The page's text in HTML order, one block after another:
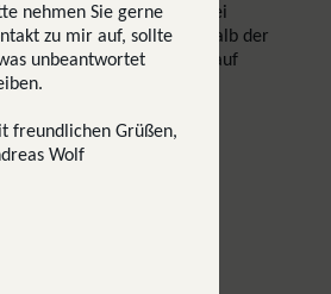
beachten Sie, dass es bei
um die Vorgänge innerhalb der
und nicht um die Prozesse auf
prüfen Sie bitte die
hier.
der
Datenverarbeitung
nehmen Sie gerne
zu mir auf, sollte
unbeantwortet
freundlichen Grüßen,
Wolf